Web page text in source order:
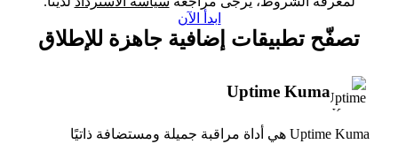
ابدأ الآن
تصفّح تطبيقات إضافية جاهزة للإطلاق
Uptime Kuma
Uptime Kuma هي أداة مراقبة جميلة ومستضافة ذاتيًا